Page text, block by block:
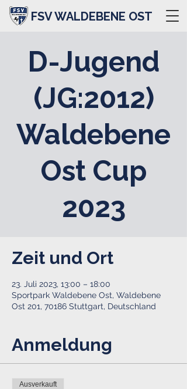
FSV WALDEBENE OST
D-Jugend
(JG:2012)
Waldebene
Ost Cup
2023
Zeit und Ort
23. Juli 2023, 13:00 – 18:00
Sportpark Waldebene Ost, Waldebene
Ost 201, 70186 Stuttgart, Deutschland
Anmeldung
Ausverkauft